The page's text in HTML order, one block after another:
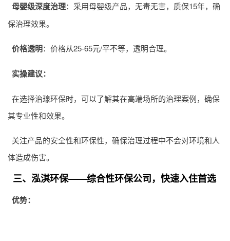
母婴级深度治理：采用母婴级产品，无毒无害，质保15年，确
保治理效果。
价格透明：价格从25-65元/平不等，透明合理。
实操建议：
在选择治瑔环保时，可以了解其在高端场所的治理案例，确保
其专业性和效果。
关注产品的安全性和环保性，确保治理过程中不会对环境和人
体造成伤害。
三、泓淇环保——综合性环保公司，快速入住首选
优势：